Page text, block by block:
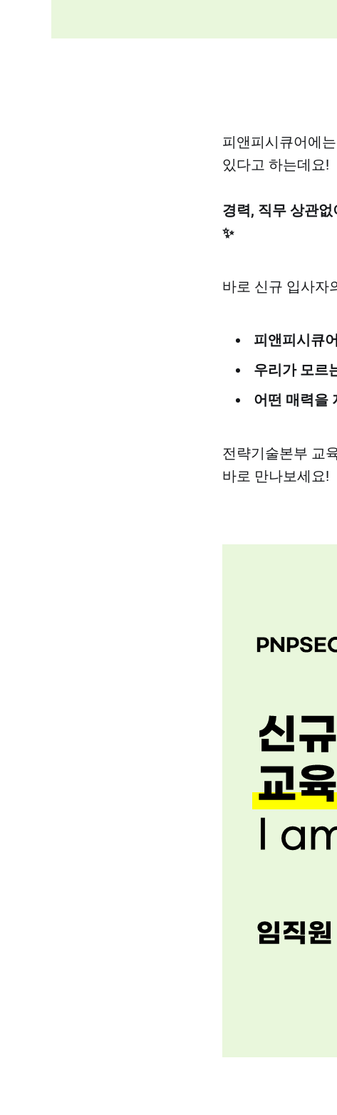
피앤피시큐어에
있다고 하는데요!
경력, 직무 상관
✨
바로 신규 입사자
피앤피시큐
우리가 모르
어떤 매력을
전략기술본부 교
바로 만나보세요!